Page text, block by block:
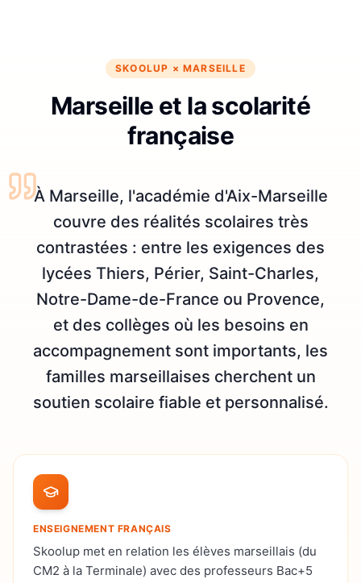
SKOOLUP ×MARSEILLE
Marseille et la scolarité
française
À Marseille, l'académie d'Aix-Marseille
couvre des réalités scolaires très
contrastées : entre les exigences des
lycées Thiers, Périer, Saint-Charles,
Notre-Dame-de-France ou Provence,
et des collèges où les besoins en
accompagnement sont importants, les
familles marseillaises cherchent un
soutien scolaire fiable et personnalisé.
ENSEIGNEMENT FRANÇAIS
Skoolup met en relation les élèves marseillais (du
CM2 à la Terminale) avec des professeurs Bac+5